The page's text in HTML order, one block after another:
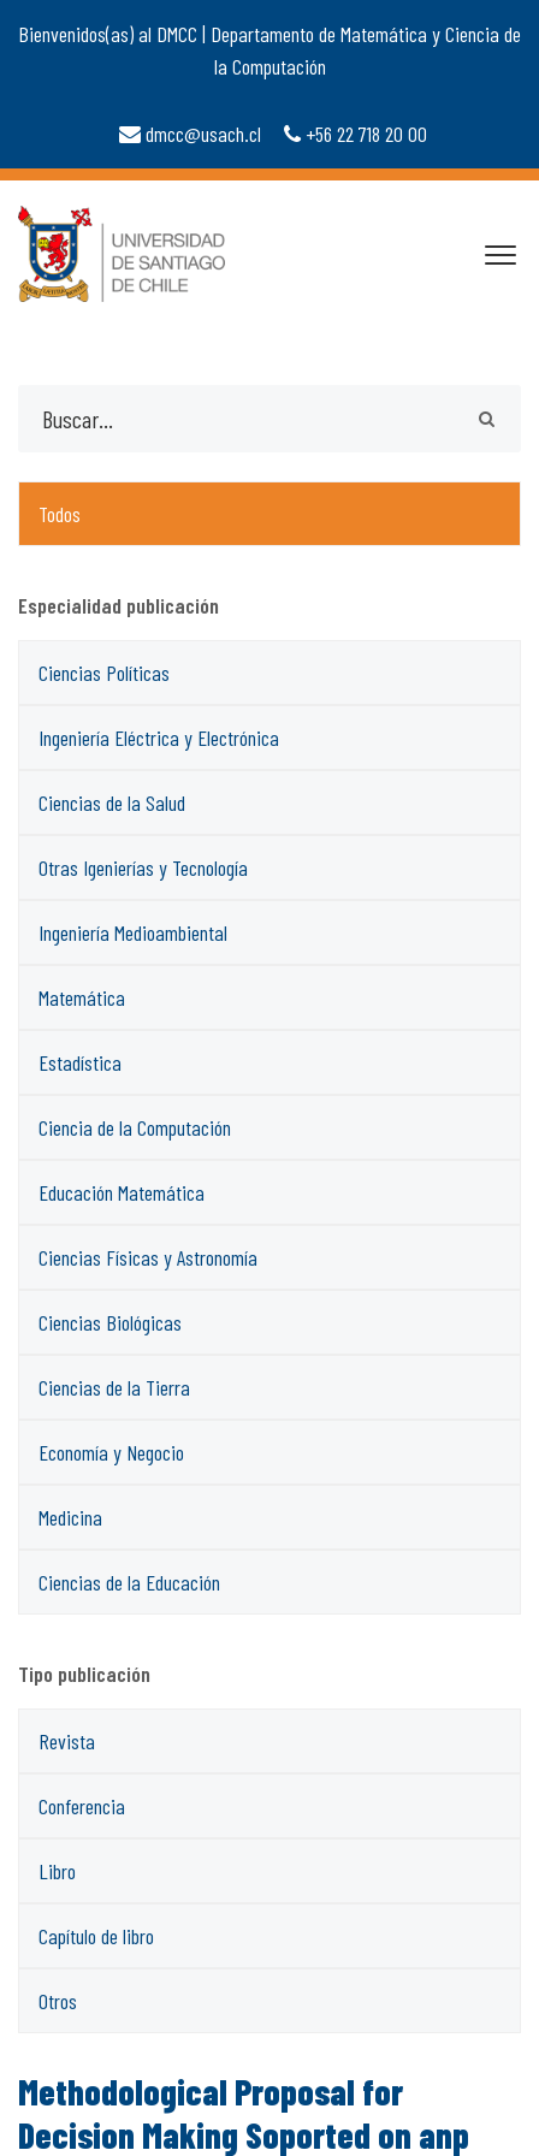
Bienvenidos(as) al DMCC | Departamento de Matemática y Ciencia de
la Computación
dmcc@usach.cl +56 22 718 20 00
Todos
Especialidad publicación
Ciencias Políticas
Ingeniería Eléctrica y Electrónica
Ciencias de la Salud
Otras Igenierías y Tecnología
Ingeniería Medioambiental
Matemática
Estadística
Ciencia de la Computación
Educación Matemática
Ciencias Físicas y Astronomía
Ciencias Biológicas
Ciencias de la Tierra
Economía y Negocio
Medicina
Ciencias de la Educación
Tipo publicación
Revista
Conferencia
Libro
Capítulo de libro
Otros
Methodological Proposal for
Decision Making Soported on anp